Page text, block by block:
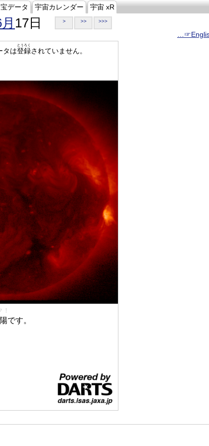
データ 宇宙カレンダー 宇宙 xR
17日 > >> >>>
タは登録
とうろく
されていません。
です。